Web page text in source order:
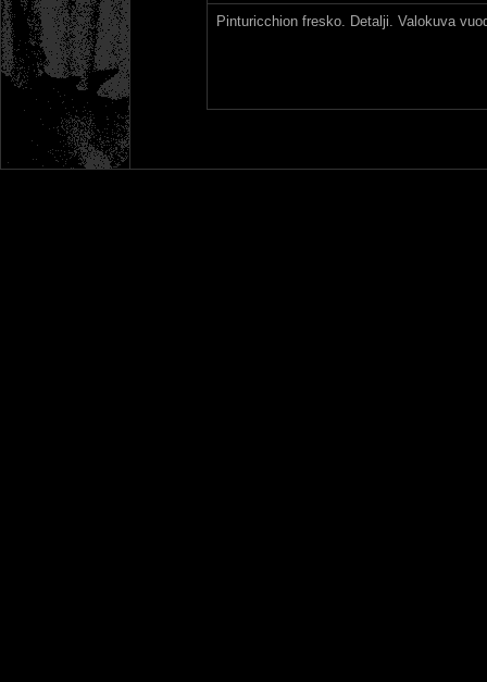
Pinturicchion fresko. Detalji. Valokuva